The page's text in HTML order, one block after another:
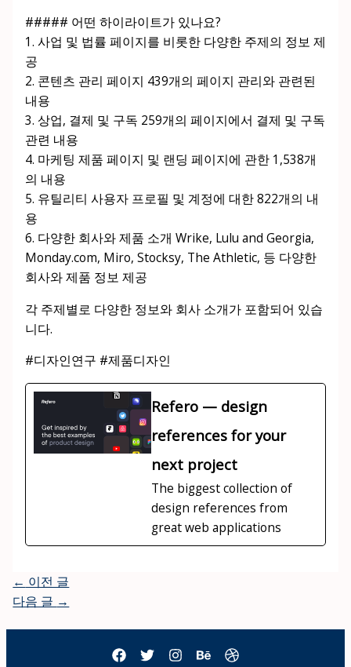
##### 어떤 하이라이트가 있나요?
1. 사업 및 법률 페이지를 비롯한 다양한 주제의 정보 제
공
2. 콘텐츠 관리 페이지 439개의 페이지 관리와 관련된
내용
3. 상업, 결제 및 구독 259개의 페이지에서 결제 및 구독
관련 내용
4. 마케팅 제품 페이지 및 랜딩 페이지에 관한 1,538개
의 내용
5. 유틸리티 사용자 프로필 및 계정에 대한 822개의 내
용
6. 다양한 회사와 제품 소개 Wrike, Lulu and Georgia,
Monday.com, Miro, Stocksy, The Athletic, 등 다양한
회사와 제품 정보 제공
각 주제별로 다양한 정보와 회사 소개가 포함되어 있습
니다.
#디자인연구 #제품디자인
Refero — design
references for your
next project
The biggest collection of
design references from
great web applications
← 이전 글
다음 글 →